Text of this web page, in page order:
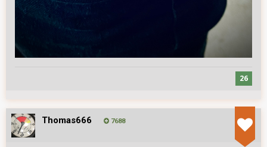
26
Thomas666 7688